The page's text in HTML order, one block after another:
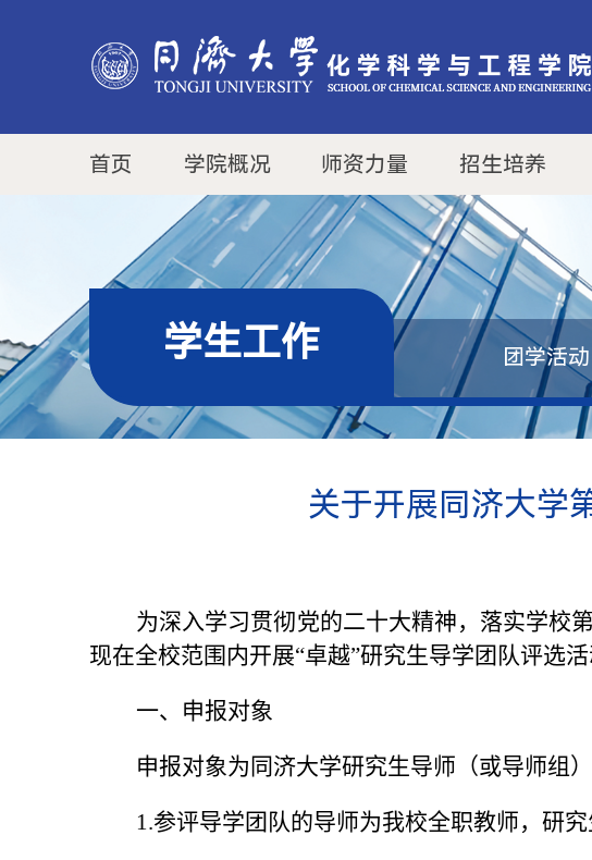
首页 学院概况 师资力量 招生培养
学生工作 团学活动
关于开展同济大学
为深入学习贯彻党的二十大精神，落实学校
现在全校范围内开展“卓越”研究生导学团队评选活
一、申报对象
申报对象为同济大学研究生导师（或导师组
1.参评导学团队的导师为我校全职教师，研究